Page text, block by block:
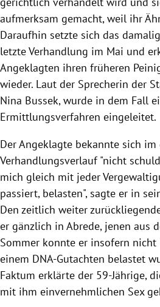
aufmerksam gemacht, weil ihr
Daraufhin setzte sich das
letzte Verhandlung im Mai und
Angeklagten ihren früheren
wieder. Laut der Sprecherin der
Nina Bussek, wurde in dem Fall
Ermittlungsverfahren eingeleitet.
Der Angeklagte bekannte sich im
Verhandlungsverlauf "nicht
mich gleich mit jeder
passiert, belasten", sagte er in
Den zeitlich weiter
er gänzlich in Abrede, jenen aus
Sommer konnte er insofern nicht
einem DNA-Gutachten belastet
Faktum erklärte der 59-Jährige,
mit ihm einvernehmlichen Sex